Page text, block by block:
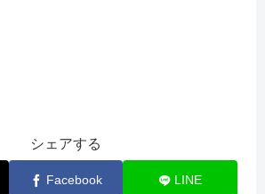
シェアする
Facebook LINE